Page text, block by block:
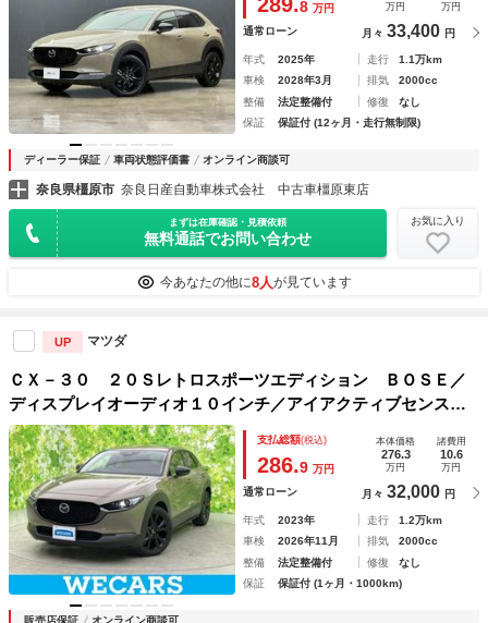
キ 純正１８インチＡＷ
8 万円 万円 万円
通常ローン 月々 33,400 円
年式 2025年 走行
1.1万km
車検
2028年3月 排気
2000cc
整備
法定整備付 修復
なし
保証
保証付 (12ヶ月・走行無制限)
ディーラー保証 車両状態評価書 オンライン商談可
奈良県橿原市 奈良日産自動車株式会社 中古車橿原東店
まずは在庫確認・見積依頼
無料通話でお問い合わせ
お気に入り
今あなたの他に8人が見ています
UP マツダ
ＣＸ－３０ ２０Ｓレトロスポーツエディション ＢＯＳＥ／
ディスプレイオーディオ１０インチ／アイアクティブセンス
（マツダ）／シートヒーター 前席／３６０°ビューモニター／
車線逸脱防止支援システム／シート ハーフレザー／電動バッ
クドア
支払総額(税込)
286.9 万円
本体価格
276.3
万円
諸費用
10.6
万円
通常ローン 月々 32,000 円
年式 2023年 走行
1.2万km
車検
2026年11月 排気
2000cc
整備
法定整備付 修復
なし
保証
保証付 (1ヶ月・1000km)
販売店保証 オンライン商談可